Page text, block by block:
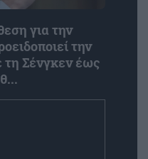
για την
την
τη Σένγκεν έως